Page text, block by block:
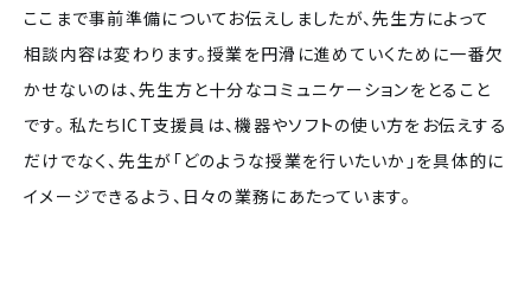
ここまで事前準備についてお伝えしましたが、先生方によって
相談内容は変わります。授業を円滑に進めていくために一番欠
かせないのは、先生方と十分なコミュニケーションをとること
です。 私たちICT支援員は、機器やソフトの使い方をお伝えする
だけでなく、先生が「どのような授業を行いたいか」を具体的に
イメージできるよう、日々の業務にあたっています。